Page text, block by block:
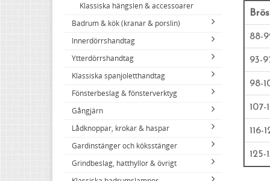
Klassiska hängslen & accessoarer
Badrum & kök (kranar & porslin)
Köksblandare
Tvättställsblandare
Badkarsblandare
Duschar och duschblandare
Duschdraperistänger (Odessa)
Tvättställ
Toaletter
Badrumsmöbler
Innerdörrshandtag
Dörrhandtag mässing (innerdörr)
Dörrhandtag nickel (innerdörr)
Dörrhandtag långskylt mässing
Dörrhandtag med långskylt nickel
Funkishandtag (innerdörr)
Draghandtag & porthandtag
Toalettbehör
Ytterdörrshandtag
Handtag ytterdörr oval cylinder
Handtag ytterdörr (Assa 2000)
Handtag dubbla rundcylindrar
Trycken för tillhållarlås
Ringklockor & dörrkläppar
Låskistor & tillbehör ytterdörr
Klassiska spanjoletthandtag
Klassiska spanjoletthandtag
Tillbehör till smalprofillås
Fönsterbeslag & fönsterverktyg
Stängningsbeslag för inåtgående
Stängningsbeslag för utåtgående
Hörnjärn
Innanfönster
Gångjärn
Ofalsade (vanliga) lyftgångjärn
Överfalsade lyftgångjärn
Franska gångjärn
Lådknoppar, krokar & haspar
Draghandtag för lådor och skåp
Klassiska skålhandtag och vred
Gardinstänger och köksstänger
Gardinstänger mässing (Odessa)
Grindbeslag, hatthyllor & övrigt
88-
93-
98-
107-
116-
125-